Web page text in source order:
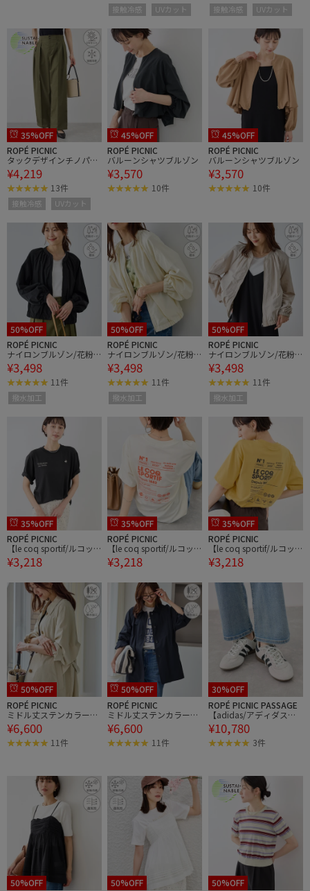
接触冷感 UVカット 接触冷感 UVカット
35%OFF
ROPÉ PICNIC
タックデザインチノパン
ツ/UVカット
¥4,219
13件
接触冷感 UVカット
45%OFF
ROPÉ PICNIC
バルーンシャツブルゾン
¥3,570
10件
45%OFF
ROPÉ PICNIC
バルーンシャツブルゾン
¥3,570
10件
50%OFF
ROPÉ PICNIC
ナイロンブルゾン/花粉
ガード・撥水
¥3,498
11件
撥水加工
50%OFF
ROPÉ PICNIC
ナイロンブルゾン/花粉
ガード・撥水
¥3,498
11件
撥水加工
50%OFF
ROPÉ PICNIC
ナイロンブルゾン/花粉
ガード・撥水
¥3,498
11件
撥水加工
35%OFF
ROPÉ PICNIC
【le coq sportif/ルコッ
クスポルティフ】バック
プリント半袖Tシャツ
¥3,218
35%OFF
ROPÉ PICNIC
【le coq sportif/ルコッ
クスポルティフ】バック
プリント半袖Tシャツ
¥3,218
35%OFF
ROPÉ PICNIC
【le coq sportif/ルコッ
クスポルティフ】バック
プリント半袖Tシャツ
¥3,218
50%OFF
ROPÉ PICNIC
ミドル丈ステンカラーコ
ート/花粉ガード・撥水
¥6,600
11件
50%OFF
ROPÉ PICNIC
ミドル丈ステンカラーコ
ート/花粉ガード・撥水
¥6,600
11件
30%OFF
ROPÉ PICNIC PASSAGE
【adidas/アディダス】H
ANDBALL SPEZIAL LO PR
O W
¥10,780
3件
50%OFF
50%OFF
50%OFF